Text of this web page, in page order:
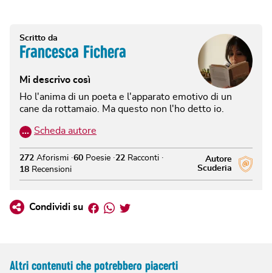
Scritto da
Francesca Fichera
Mi descrivo così
Ho l'anima di un poeta e l'apparato emotivo di un
cane da rottamaio. Ma questo non l'ho detto io.
… Scheda autore
Autore
Scuderia
272 Aforismi 60 Poesie 22 Racconti
18 Recensioni
Condividi su Facebook
Whatsapp
Twitter
Altri contenuti che potrebbero piacerti